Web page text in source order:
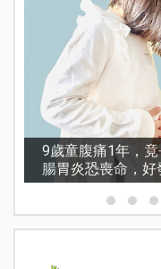
9歲童腹痛1年，
腸胃炎恐喪命，